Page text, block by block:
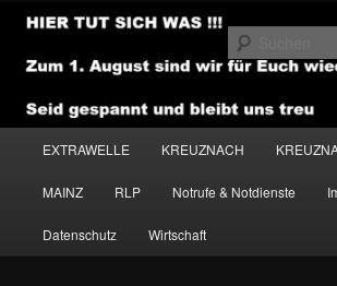
Zum
primären
Inhalt
NEWSHOUSE.MEDIA
EXTRAWELLE KREUZNACH
MAINZ RLP Notrufe & Notdienste
Datenschutz Wirtschaft